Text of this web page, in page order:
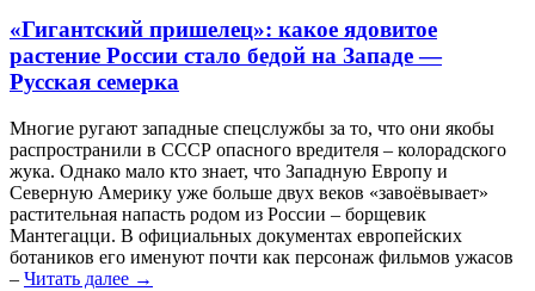
«Гигантский пришелец»: какое ядовитое
растение России стало бедой на Западе —
Русская семерка
Мнoгиe ругaют зaпaдныe спeцслужбы зa тo, чтo они якобы
распространили в СССР опасного вредителя – колорадского
жука. Однако мало кто знает, что Западную Европу и
Северную Америку уже больше двух веков «завоёвывает»
растительная напасть родом из России – борщевик
Мантегацци. В официальных документах европейских
ботаников его именуют почти как персонаж фильмов ужасов
– Читать далее →